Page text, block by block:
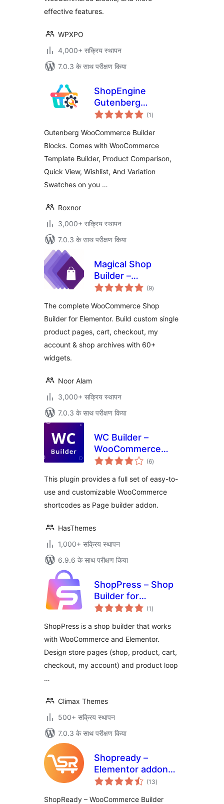
effective features.
WPXPO
4,000+ सक्रिय स्थापन
7.0.3 के साथ परीक्षण किया
ShopEngine
Gutenberg
WooCommerce
Addon – All in One
WooCommerce
Solution
(1 कुल
दर)
Gutenberg WooCommerce Builder
Blocks. Comes with WooCommerce
Template Builder, Product Comparison,
Quick View, Wishlist, And Variation
Swatches on you …
Roxnor
3,000+ सक्रिय स्थापन
7.0.3 के साथ परीक्षण किया
Magical Shop
Builder –
WooCommerce
for Elementor |
Shop, Cart,
Checkout &
Product Page
(9कुल
दर)
The complete WooCommerce Shop
Builder for Elementor. Build custom single
product pages, cart, checkout, my
account & shop archives with 60+
widgets.
Noor Alam
3,000+ सक्रिय स्थापन
7.0.3 के साथ परीक्षण किया
WC Builder –
WooCommerce
Page Builder for
(6कुल
दर)
This plugin provides a full set of easy-to-
use and customizable WooCommerce
shortcodes as Page builder addon.
HasThemes
1,000+ सक्रिय स्थापन
6.9.6 के साथ परीक्षण किया
ShopPress – Shop
Builder for
Elementor and
(1 कुल
दर)
ShopPress is a shop builder that works
with WooCommerce and Elementor.
Design store pages (shop, product, cart,
checkout, my account) and product loop
…
Climax Themes
500+ सक्रिय स्थापन
7.0.3 के साथ परीक्षण किया
Shopready –
Elementor addons
for WooCommerce
(13कुल
दर)
ShopReady – WooCommerce Builder